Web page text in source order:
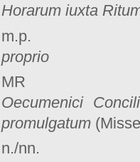
Horarum iuxta
m.p. Lettre
proprio
Oecumenici
promulgatum
n./nn.